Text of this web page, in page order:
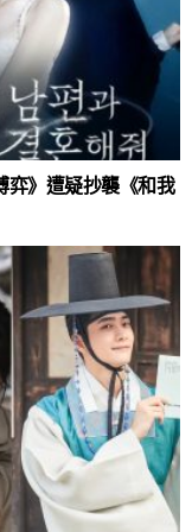
弈》遭疑抄襲《和我